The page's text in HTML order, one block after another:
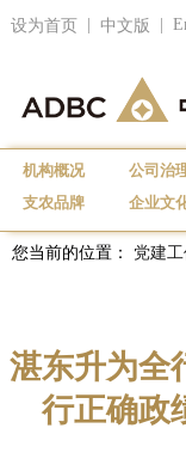
设为首页 中文版
机构概况 公司治
支农品牌
企业文
您当前的位置： 党建
湛东升为全
行正确政